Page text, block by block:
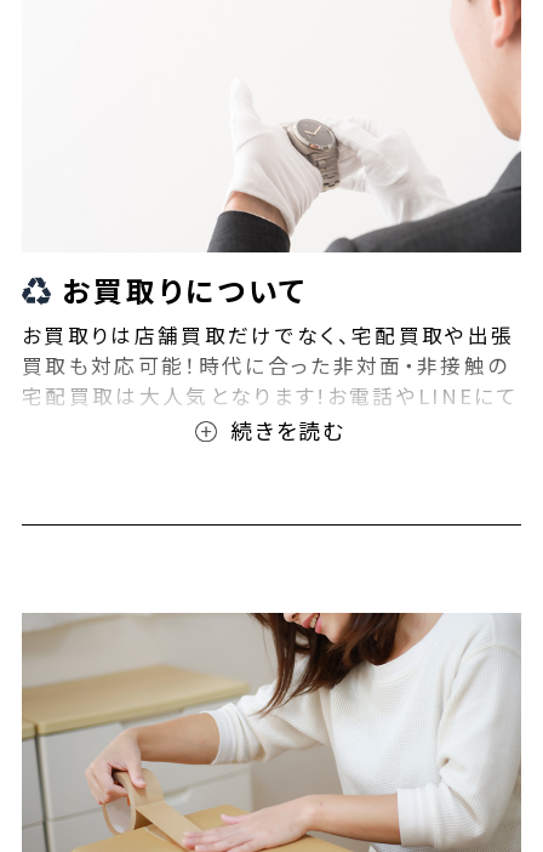
お買取りについて
お買取りは店舗買取だけでなく、宅配買取や出張
買取も対応可能！時代に合った非対面・非接触の
宅配買取は大人気となります!お電話やLINEにて
事前査定が可能となっております！また無料の宅